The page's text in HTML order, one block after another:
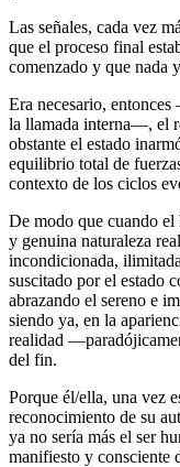
Las señales, cada vez
que el proceso final
comenzado y que nada
Era necesario,
la llamada interna―, el
obstante el estado
equilibrio total de
contexto de los ciclos
De modo que cuando el
y genuina naturaleza
incondicionada,
suscitado por el
abrazando el sereno e
siendo ya, en la
realidad
del fin.
Porque él/ella, una vez
reconocimiento de su
ya no sería más el ser
manifiesto y consciente